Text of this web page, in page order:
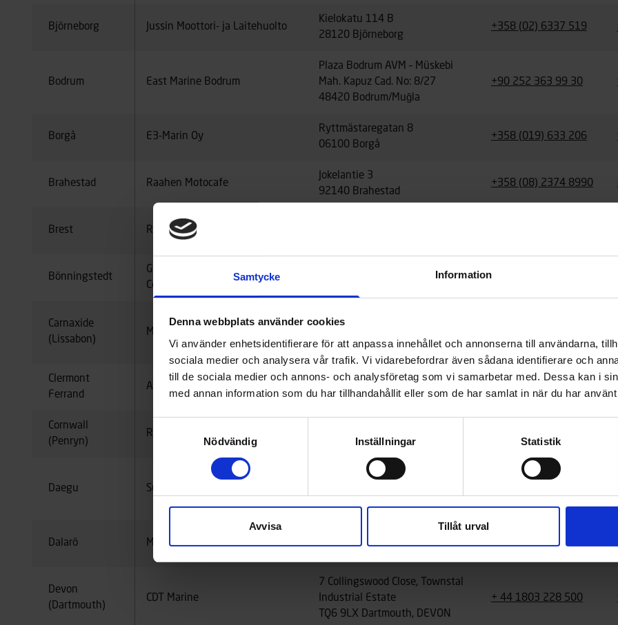
Samtycke Information
Denna webbplats använder cookies
Vi använder enhetsidentifierare för att anpassa innehållet och annonserna till användarna,
sociala medier och analysera vår trafik. Vi vidarebefordrar även sådana identifierare och
till de sociala medier och annons- och analysföretag som vi samarbetar med. Dessa kan i
med annan information som du har tillhandahållit eller som de har samlat in när du har
Nödvändig
Inställningar Statistik
Avvisa Tillåt urval
Björneborg Jussin Moottori- ja Laitehuolto
Kielokatu 114 B
28120 Björneborg
+358 (02) 6337 519
Bodrum East Marine Bodrum
Plaza Bodrum AVM – Müskebi
Mah. Kapuz Cad. No: 8/27
48420 Bodrum/Muğla
+90 252 363 99 30
Borgå E3-Marin Oy
Ryttmästaregatan 8
06100 Borgå
+358 (019) 633 206
Brahestad Raahen Motocafe
Jokelantie 3
92140 Brahestad
+358 (08) 2374 8990
Brest RCMarine Brest
Bönningstedt
Gründl-Bootsimport GmbH &
Co.KG
+49 40 55 50 540
Carnaxide
(Lissabon)
Motolusa LDA
Rua do Proletariado – Portela La
2790-138 Carnaxide (Lissabon)
Clermont
Ferrand
Avenir Nautic
12, Rue Rodolpho Diesel
63100 Clermont Ferrand
+33 4 73 26 71 05
Cornwall
(Penryn)
Robin Curnow
TR10 8AG Penryn, CORNWALL
Daegu Sun Marine
(Manchon-dong) 182 Muyeol-ro,
42064 Daegu
Dalarö Marindepån +46 8 501 501 05
Devon
(Dartmouth)
CDT Marine
7 Collingswood Close, Townstal
Industrial Estate
TQ6 9LX Dartmouth, DEVON
+ 44 1803 228 500